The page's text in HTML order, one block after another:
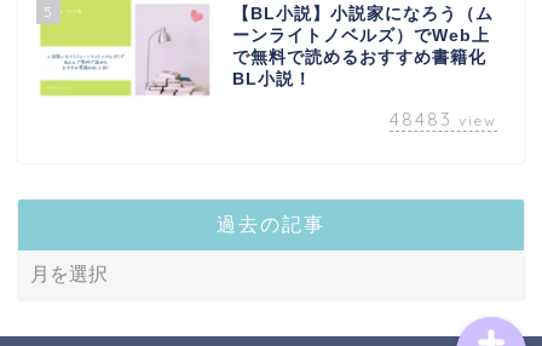
5
【BL小説】小説家になろう（ム
ーンライトノベルズ）でWeb上
で無料で読めるおすすめ書籍化
BL小説！
48483 view
過去の記事
novel